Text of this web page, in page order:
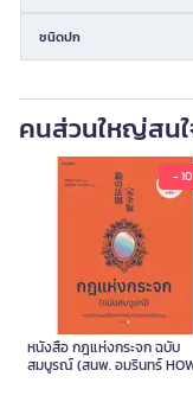
ชนิดปก
คนส่วนใหญ่สน
-
หนังสือ กฎแห่งกระจก ฉบับ
สมบูรณ์ (สนพ. อมรินทร์